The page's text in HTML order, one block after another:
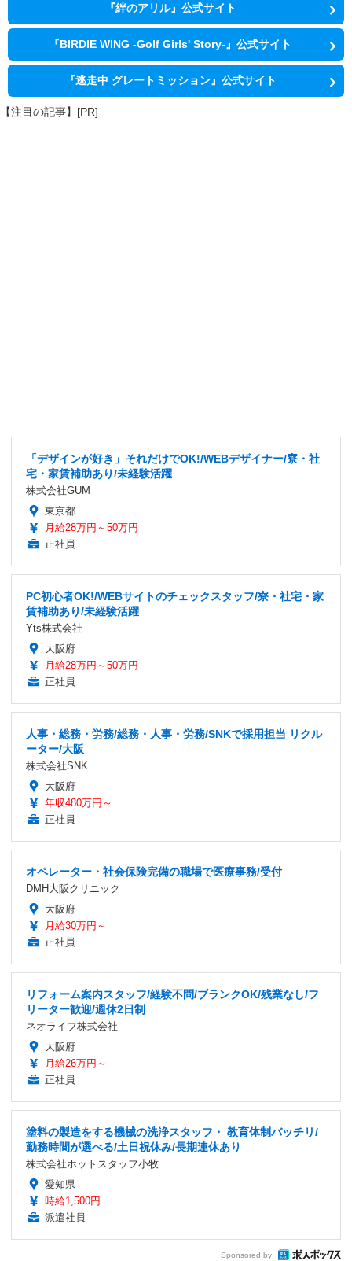
『絆のアリル』公式サイト
『BIRDIE WING -Golf Girls' Story-』公式サイト
『逃走中 グレートミッション』公式サイト
【注目の記事】[PR]
「デザインが好き」それだけでOK!/WEBデザイナー/寮・社
宅・家賃補助あり/未経験活躍
株式会社GUM
東京都
月給28万円～50万円
正社員
PC初心者OK!/WEBサイトのチェックスタッフ/寮・社宅・家
賃補助あり/未経験活躍
Yts株式会社
大阪府
月給28万円～50万円
正社員
人事・総務・労務/総務・人事・労務/SNKで採用担当 リクル
ーター/大阪
株式会社SNK
大阪府
年収480万円～
正社員
オペレーター・社会保険完備の職場で医療事務/受付
DMH大阪クリニック
大阪府
月給30万円～
正社員
リフォーム案内スタッフ/経験不問/ブランクOK/残業なし/フ
リーター歓迎/週休2日制
ネオライフ株式会社
大阪府
月給26万円～
正社員
塗料の製造をする機械の洗浄スタッフ・ 教育体制バッチリ/
勤務時間が選べる/土日祝休み/長期連休あり
株式会社ホットスタッフ小牧
愛知県
時給1,500円
派遣社員
Sponsored by